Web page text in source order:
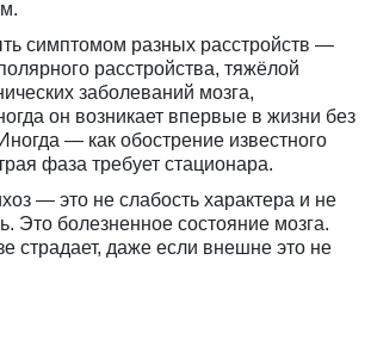
симптомом разных расстройств —
расстройства, тяжёлой
заболеваний мозга,
он возникает впервые в жизни без
— как обострение известного
фаза требует стационара.
— это не слабость характера и не
Это болезненное состояние мозга.
страдает, даже если внешне это не